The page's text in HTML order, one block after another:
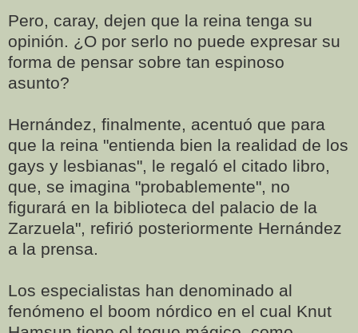
Pero, caray, dejen que la reina tenga su
opinión. ¿O por serlo no puede expresar su
forma de pensar sobre tan espinoso
asunto?
Hernández, finalmente, acentuó que para
que la reina "entienda bien la realidad de los
gays y lesbianas", le regaló el citado libro,
que, se imagina "probablemente", no
figurará en la biblioteca del palacio de la
Zarzuela", refirió posteriormente Hernández
a la prensa.
Los especialistas han denominado al
fenómeno el boom nórdico en el cual Knut